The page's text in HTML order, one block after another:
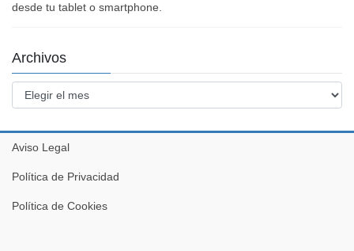
desde tu tablet o smartphone.
Archivos
Archivos
Aviso Legal
Política de Privacidad
Política de Cookies